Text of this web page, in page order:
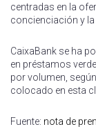
centradas en la
concienciación y
CaixaBank se ha
en préstamos
por volumen,
colocado en esta
Fuente: nota de